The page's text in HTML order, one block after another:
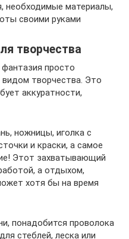
необходимые материалы,
своими руками
творчества
просто
творчества. Это
аккуратности,
ножницы, иголка с
и краски, а самое
Этот захватывающий
а отдыхом,
хотя бы на время
понадобится проволока
стеблей, леска или